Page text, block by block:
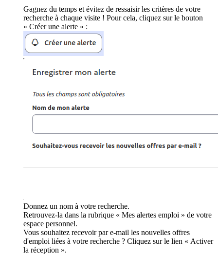
Gagnez du temps et évitez de ressaisir les critères de votre
recherche à chaque visite ! Pour cela, cliquez sur le bouton
« Créer une alerte » :
Donnez un nom à votre recherche.
Retrouvez-la dans la rubrique « Mes alertes emploi » de votre
espace personnel.
Vous souhaitez recevoir par e-mail les nouvelles offres
d'emploi liées à votre recherche ? Cliquez sur le lien « Activer
la réception ».